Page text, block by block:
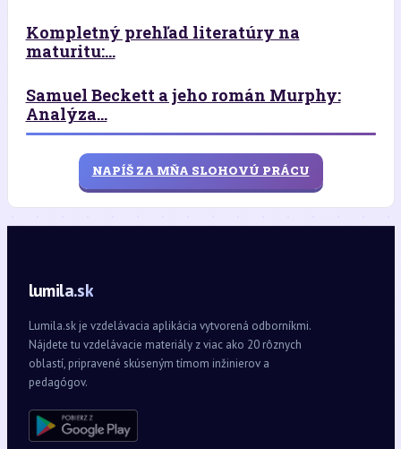
Kompletný prehľad literatúry na
maturitu:...
Samuel Beckett a jeho román Murphy:
Analýza...
NAPÍŠ ZA MŇA SLOHOVÚ PRÁCU
lumila.sk
Lumila.sk je vzdelávacia aplikácia vytvorená odborníkmi.
Nájdete tu vzdelávacie materiály z viac ako 20 rôznych
oblastí, pripravené skúseným tímom inžinierov a
pedagógov.